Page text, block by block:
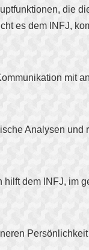
die
es dem INFJ,
mit
Analysen
dem INFJ, im